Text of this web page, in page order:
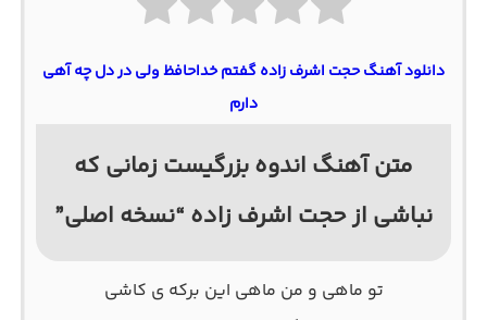
دانلود آهنگ حجت اشرف زاده گفتم خداحافظ ولی در دل چه آهی
دارم
متن آهنگ اندوه بزرگیست زمانی که
نباشی از حجت اشرف زاده “نسخه اصلی”
تو ماهی و من ماهی این برکه ی کاشی